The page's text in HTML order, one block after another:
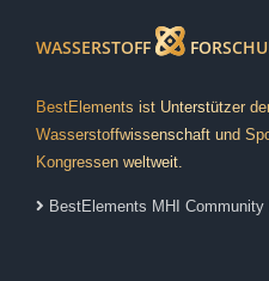
WASSERSTOFF
BestElements ist Unterstützer
Wasserstoffwissenschaft und
Kongressen weltweit.
BestElements MHI Community